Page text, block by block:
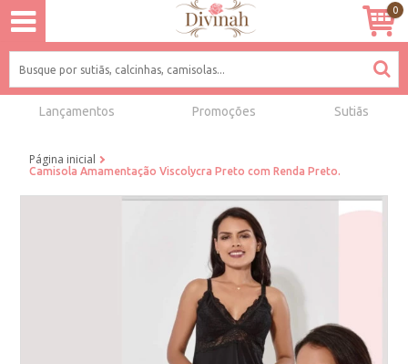
0
Lançamentos Promoções Sutiãs
Página inicial
Camisola Amamentação Viscolycra Preto com Renda Preto.